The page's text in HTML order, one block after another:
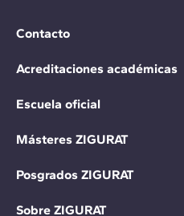
Contacto
Acreditaciones académicas
Escuela oficial
Másteres ZIGURAT
Posgrados ZIGURAT
Sobre ZIGURAT